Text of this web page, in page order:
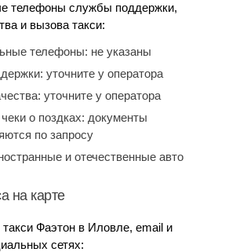
телефоны службы поддержки,
и вызова такси:
телефоны: не указаны
уточните у оператора
уточните у оператора
о поздках: документы
по запросу
и отечественные авто
на карте
Фаэтон в Иловле, email и
сетях: